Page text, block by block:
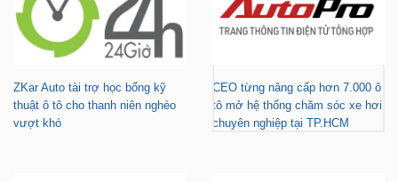
ZKar Auto tài trợ học bổng kỹ
thuật ô tô cho thanh niên nghèo
vượt khó
CEO từng nâng cấp hơn 7.000 ô
tô mở hệ thống chăm sóc xe hơi
chuyên nghiệp tại TP.HCM